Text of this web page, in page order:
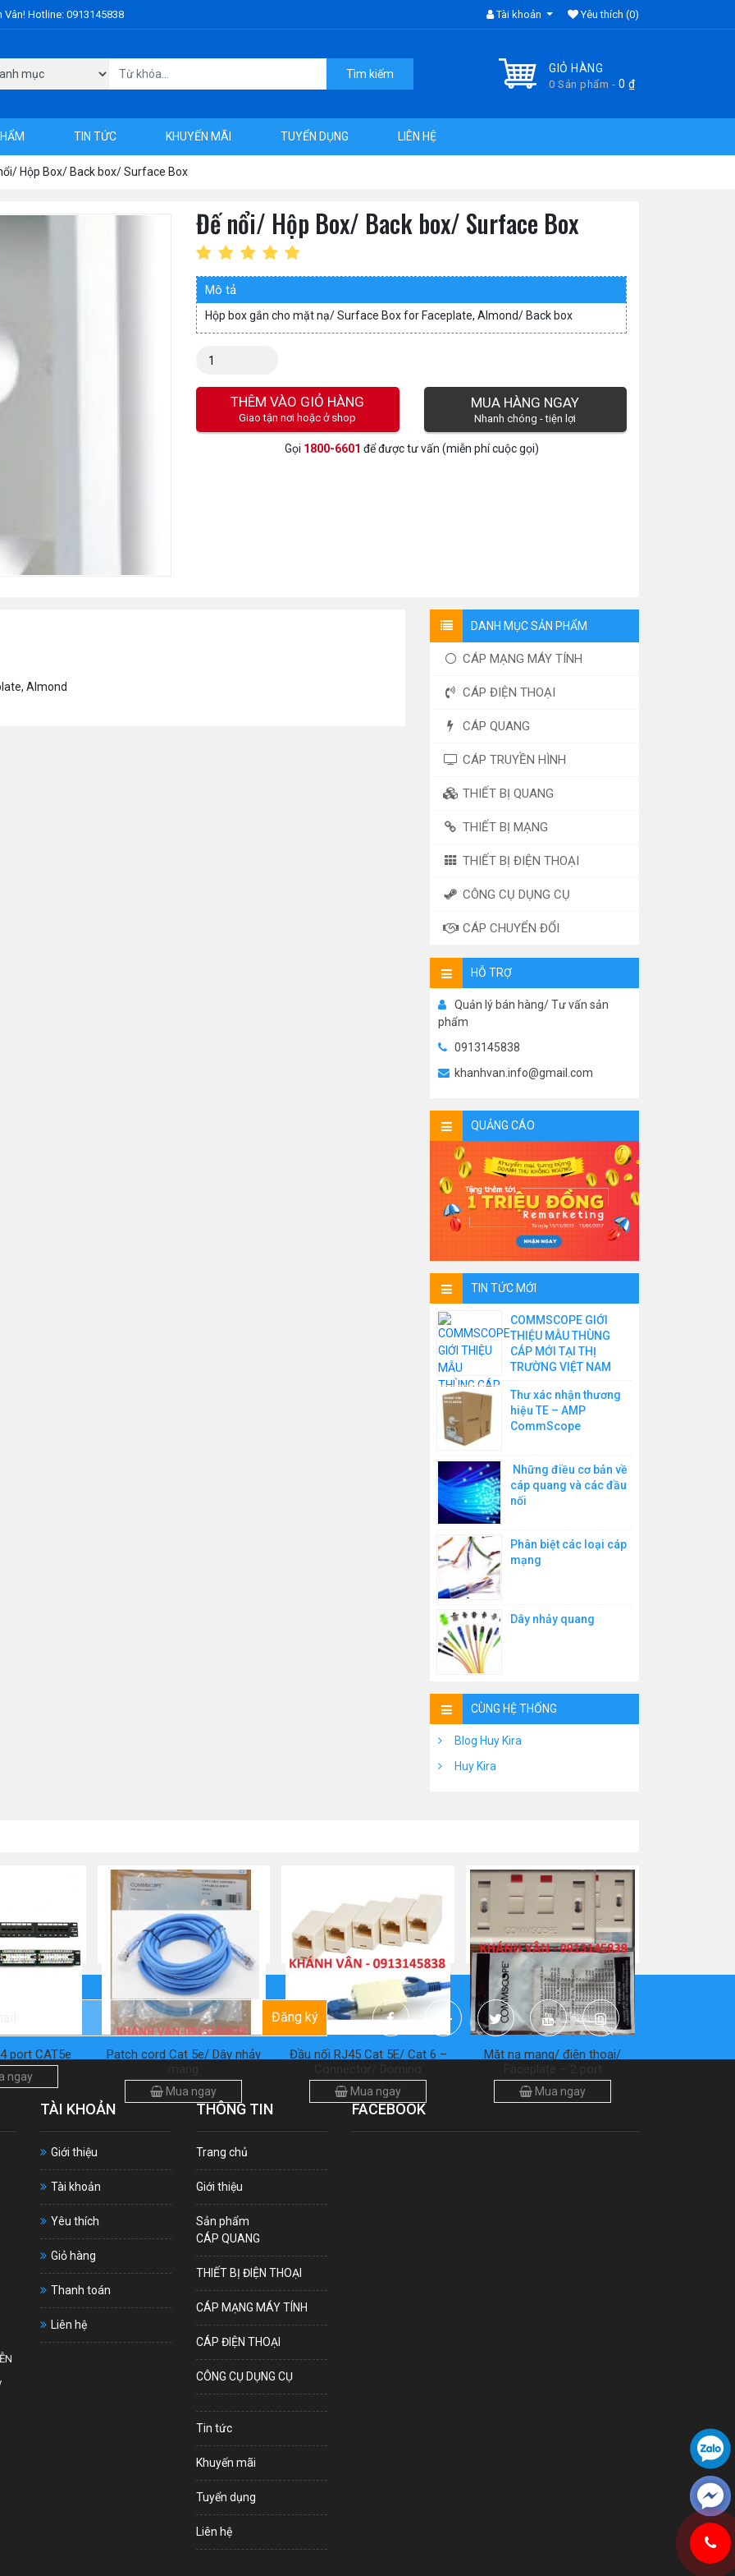
Vân! Hotline: 0913145838 Tài khoản Yêu thích (0)
GIỎ HÀNG
0 Sản phẩm - 0 ₫
Tìm kiếm
TIN TỨC KHUYẾN MÃI TUYỂN DỤNG LIÊN HỆ
Hộp Box/ Back box/ Surface Box
Đế nổi/ Hộp Box/ Back box/ Surface Box
Mô tả
Hộp box gắn cho mặt nạ/ Surface Box for Faceplate, Almond/ Back box
Số
THÊM VÀO GIỎ HÀNG
Giao tận nơi hoặc ở shop
MUA HÀNG NGAY
Nhanh chóng - tiện lợi
Gọi 1800-6601 để được tư vấn (miễn phí cuộc gọi)
Almond
DANH MỤC SẢN PHẨM
CÁP MẠNG MÁY TÍNH
CÁP ĐIỆN THOẠI
CÁP QUANG
CÁP TRUYỀN HÌNH
THIẾT BỊ QUANG
THIẾT BỊ MẠNG
THIẾT BỊ ĐIỆN THOẠI
CÔNG CỤ DỤNG CỤ
CÁP CHUYỂN ĐỔI
HỖ TRỢ
Quản lý bán hàng/ Tư vấn sản
phẩm
0913145838
khanhvan.info@gmail.com
QUẢNG CÁO
TIN TỨC MỚI
COMMSCOPE GIỚI
THIỆU MẪU THÙNG
CÁP MỚI TẠI THỊ
TRƯỜNG VIỆT NAM
Thư xác nhận thương
hiệu TE – AMP
CommScope
Những điều cơ bản về
cáp quang và các đầu
nối
Phân biệt các loại cáp
mạng
Dây nhảy quang
CÙNG HỆ THỐNG
Blog Huy Kira
Huy Kira
port CAT5e
ngay
Patch cord Cat 5e/ Dây nhảy
Mua ngay
Đầu nối RJ45 Cat 5E/ Cat 6 –
Mua ngay
Mặt nạ mạng/ điện thoại/
Mua ngay
Đăng ký
TÀI KHOẢN
Giới thiệu
Tài khoản
Yêu thích
Giỏ hàng
Thanh toán
Liên hệ
THÔNG TIN
Trang chủ
Giới thiệu
Sản phẩm
CÁP QUANG
THIẾT BỊ ĐIỆN THOẠI
CÁP MẠNG MÁY TÍNH
CÁP ĐIỆN THOẠI
CÔNG CỤ DỤNG CỤ
Tin tức
Khuyến mãi
Tuyển dụng
Liên hệ
FACEBOOK